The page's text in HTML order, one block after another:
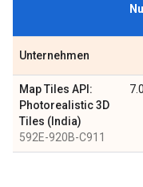
Unternehmen
Map Tiles API:
Photorealistic 3D
Tiles (India)
592E-920B-C911